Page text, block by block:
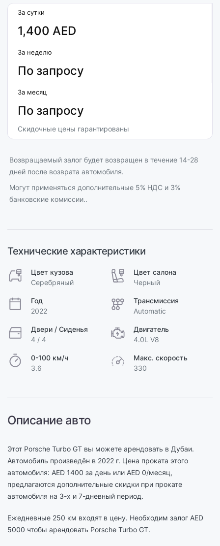
За сутки
1,400 AED
За неделю
По запросу
За месяц
По запросу
Скидочные цены гарантированы
Возвращаемый залог будет возвращен в течение 14-28
дней после возврата автомобиля.
Могут применяться дополнительные 5% НДС и 3%
банковские комиссии..
Технические характеристики
Цвет кузова
Серебряный
Цвет салона
Черный
Год
2022
Трансмиссия
Automatic
Двери / Сиденья
4 / 4
Двигатель
4.0L V8
0-100 км/ч
3.6
Макс. скорость
330
Описание авто
Этот Porsche Turbo GT вы можете арендовать в Дубаи.
Автомобиль произведён в 2022 г. Цена проката этого
автомобиля: AED 1400 за день или AED 0/месяц,
предлагаются дополнительные скидки при прокате
автомобиля на 3-х и 7-дневный период.
Ежедневные 250 км входят в цену. Необходим залог AED
5000 чтобы арендовать Porsche Turbo GT.